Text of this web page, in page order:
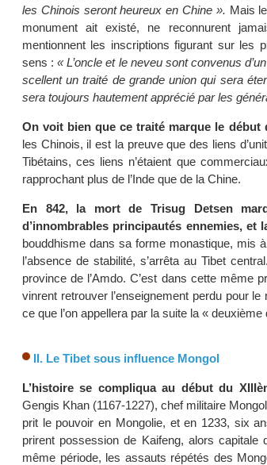
les Chinois seront heureux en Chine ». Mais
monument ait existé, ne reconnurent
mentionnent les inscriptions figurant sur les
sens :« L’oncle et le neveu sont convenus
scellent un traité de grande union qui sera
sera toujours hautement apprécié par les
On voit bien que ce traité marque le début
les Chinois, il est la preuve que des liens
Tibétains, ces liens n’étaient que
rapprochant plus de l’Inde que de la Chine.
En 842, la mort de Trisug Detsen
d’innombrables principautés ennemies,
bouddhisme dans sa forme monastique, mis
l’absence de stabilité, s’arrêta au Tibet
province de l’Amdo. C’est dans cette même
vinrent retrouver l’enseignement perdu pour
ce que l’on appellera par la suite la «
II. Le Tibet sous influence Mongol
L’histoire se compliqua au début du
Gengis Khan (1167-1227), chef militaire
prit le pouvoir en Mongolie, et en 1233, six
prirent possession de Kaifeng, alors
même période, les assauts répétés des